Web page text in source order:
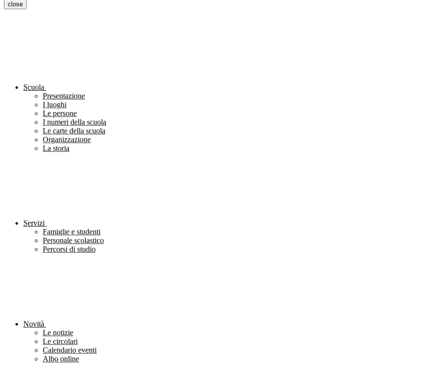
close
Scuola
Presentazione
I luoghi
Le persone
I numeri della scuola
Le carte della scuola
Organizzazione
La storia
Servizi
Famiglie e studenti
Personale scolastico
Percorsi di studio
Novità
Le notizie
Le circolari
Calendario eventi
Albo online